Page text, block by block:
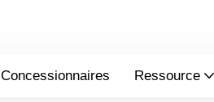
Concessionnaires Ressource